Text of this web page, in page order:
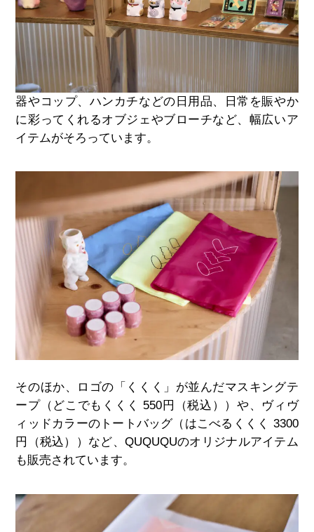
器やコップ、ハンカチなどの日用品、日常を賑やか
に彩ってくれるオブジェやブローチなど、幅広いア
イテムがそろっています。
そのほか、ロゴの「くくく」が並んだマスキングテ
ープ（どこでもくくく 550円（税込））や、ヴィヴ
ィッドカラーのトートバッグ（はこべるくくく 3300
円（税込））など、QUQUQUのオリジナルアイテム
も販売されています。